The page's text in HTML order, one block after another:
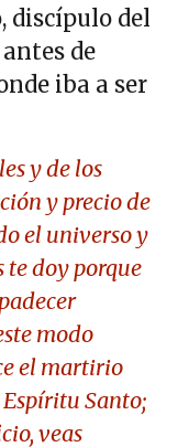
discípulo del
de
iba a ser
y de los
y precio de
el universo y
te doy porque
modo
el martirio
Santo;
veas